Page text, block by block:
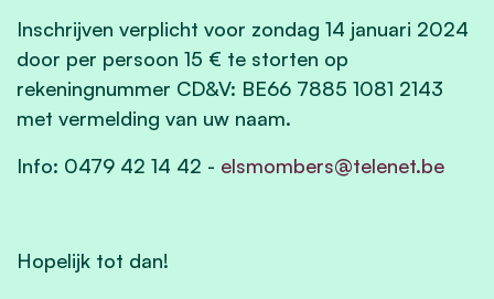
Inschrijven verplicht voor zondag 14 januari 2024
door per persoon 15 € te storten op
rekeningnummer CD&V: BE66 7885 1081 2143
met vermelding van uw naam.
Info: 0479 42 14 42 - elsmombers@telenet.be
Hopelijk tot dan!